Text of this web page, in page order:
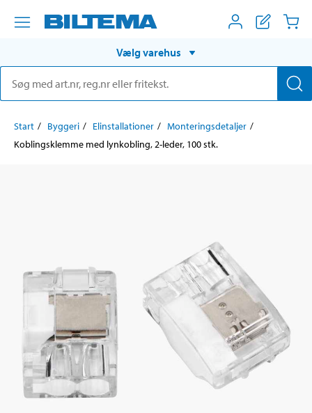
Vælg varehus
Start Byggeri Elinstallationer
Monteringsdetaljer
Koblingsklemme med lynkobling, 2-leder, 100 stk.